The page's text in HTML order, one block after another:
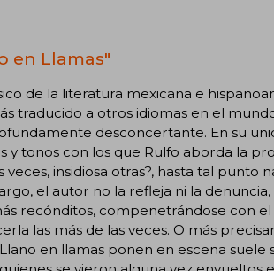
en Llamas"
de la literatura mexicana e
traducido a otros idiomas en el
desconcertante. En su
y tonos con los que Rulfo aborda la
insidiosa otras?, hasta tal punto
el autor no la refleja ni la
recónditos, compenetrándose con
las más de las veces. O más
en llamas ponen en escena